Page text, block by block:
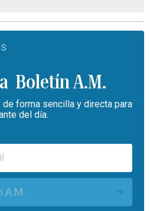
Boletín A.M.
forma sencilla y directa para
del día.
A.M.